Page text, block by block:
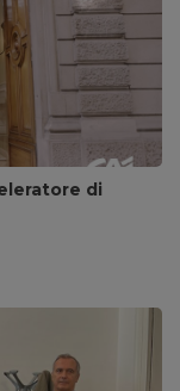
di